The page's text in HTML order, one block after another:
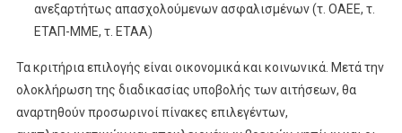
ανεξαρτήτως απασχολούμενων ασφαλισμένων (τ. ΟΑΕΕ, τ.
ΕΤΑΠ-ΜΜΕ, τ. ΕΤΑΑ)
Τα κριτήρια επιλογής είναι οικονομικά και κοινωνικά. Μετά την
ολοκλήρωση της διαδικασίας υποβολής των αιτήσεων, θα
αναρτηθούν προσωρινοί πίνακες επιλεγέντων,